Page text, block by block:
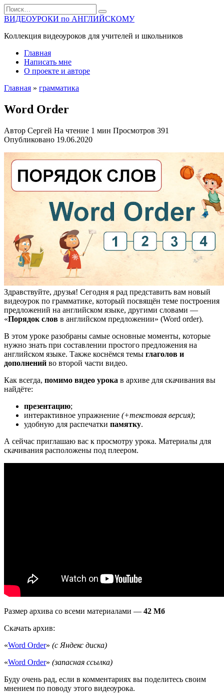
Перейти
к
содержанию
Search
for:
ВИДЕОУРОКИ по АНГЛИЙСКОМУ
Коллекция видеоуроков для учителей и школьников
Главная
Написать мне
О проекте и авторе
Главная » грамматика
Word Order
Автор Сергей На чтение 1 мин Просмотров 391
Опубликовано 19.06.2020
Здравствуйте, друзья! Сегодня я рад представить вам новый
видеоурок по грамматике, который посвящён теме построения
предложений на английском языке, другими словами —
«Порядок слов в английском предложении» (Word order).
В этом уроке разобраны самые основные моменты, которые
нужно знать при составлении простого предложения на
английском языке. Также коснёмся темы глаголов и
дополнений во второй части видео.
Как всегда, помимо видео урока в архиве для скачивания вы
найдёте:
презентацию;
интерактивное упражнение (+текстовая версия);
удобную для распечатки памятку.
А сейчас приглашаю вас к просмотру урока. Материалы для
скачивания расположены под плеером.
Размер архива со всеми материалами — 42 Мб
Скачать архив:
«Word Order» (с Яндекс диска)
«Word Order» (запасная ссылка)
Буду очень рад, если в комментариях вы поделитесь своим
мнением по поводу этого видеоурока.